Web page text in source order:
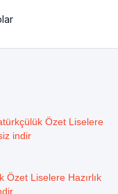
Özet Liselere
indir
Özet Liselere Hazırlık